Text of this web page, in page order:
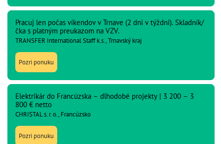
Pracuj len počas víkendov v Trnave (2 dni v týždni). Skladník/
čka s platným preukazom na VZV.
TRANSFER International Staff k.s., Trnavský kraj
Pozri ponuku
Elektrikár do Francúzska – dlhodobé projekty | 3 200 – 3
800 € netto
CHRISTAL s. r. o., Francúzsko
Pozri ponuku